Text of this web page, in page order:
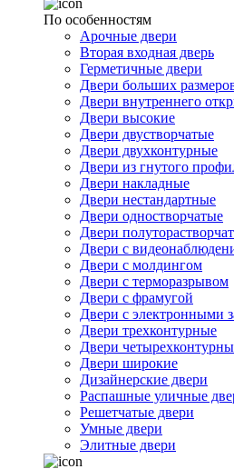
По особенностям
Арочные двери
Вторая входная дверь
Герметичные двери
Двери больших
Двери внутреннего
Двери высокие
Двери двустворчатые
Двери двухконтурные
Двери из гнутого
Двери накладные
Двери нестандартные
Двери одностворчатые
Двери
Двери с
Двери с молдингом
Двери с терморазрывом
Двери с фрамугой
Двери с электронными
Двери трехконтурные
Двери
Двери широкие
Дизайнерские двери
Распашные уличные
Решетчатые двери
Умные двери
Элитные двери